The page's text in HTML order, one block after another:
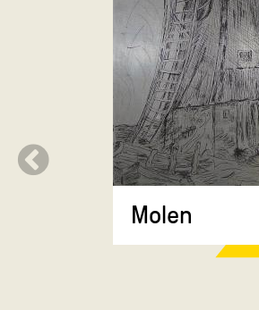
Molen